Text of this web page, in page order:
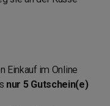
Einkauf im Online
nur 5 Gutschein(e)